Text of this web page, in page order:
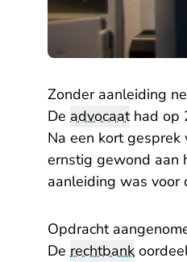
Zonder aanleiding
De advocaathad op
Na een kort
ernstig gewond aan
aanleiding was voor
Opdracht
De rechtbank